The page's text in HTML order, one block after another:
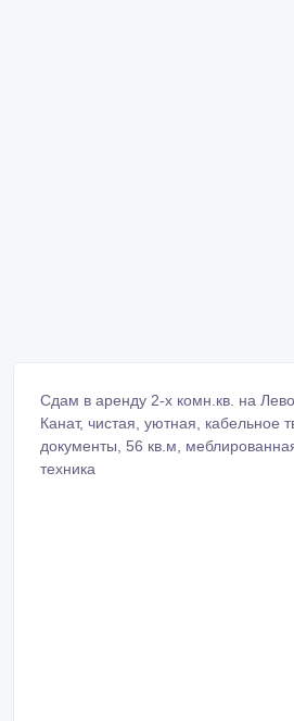
Сдам в аренду 2-х комн.кв. на
Канат, чистая, уютная, кабельное
документы, 56 кв.м,
техника